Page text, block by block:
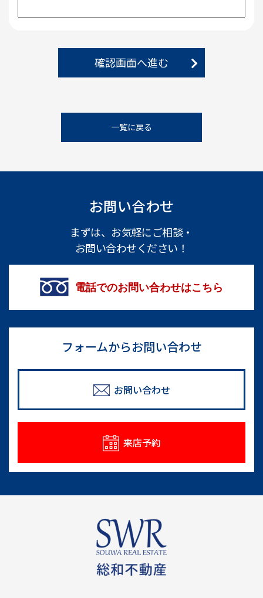
確認画面へ進む
一覧に戻る
お問い合わせ
まずは、お気軽にご相談・
お問い合わせください！
電話でのお問い合わせはこちら
フォームからお問い合わせ
お問い合わせ
来店予約